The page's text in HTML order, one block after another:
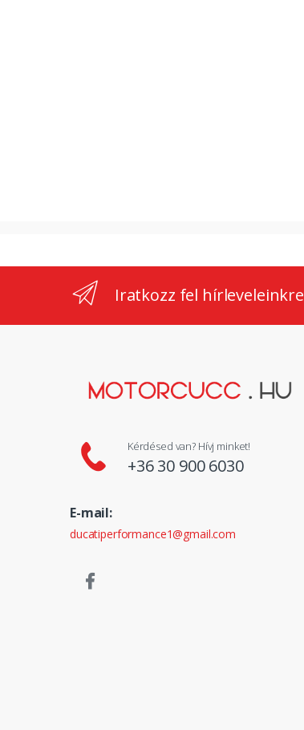
Iratkozz fel hírleveleinkre
Kérdésed van? Hívj minket!
+36 30 900 6030
E-mail:
ducatiperformance1@gmail.com